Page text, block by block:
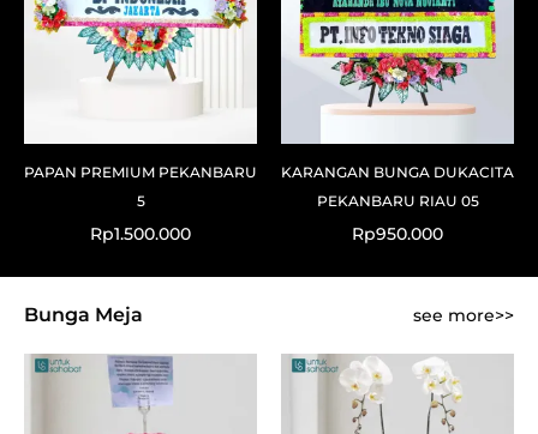
PAPAN PREMIUM PEKANBARU
5
Rp1.500.000
KARANGAN BUNGA DUKACITA
PEKANBARU RIAU 05
Rp950.000
Bunga Meja see more>>